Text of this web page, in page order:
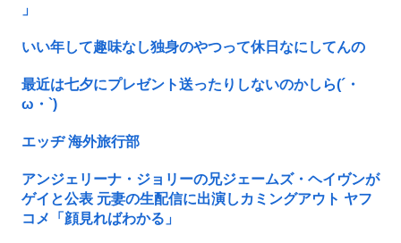
」
いい年して趣味なし独身のやつって休日なにしてんの
最近は七夕にプレゼント送ったりしないのかしら(´・
ω・`)
エッヂ 海外旅行部
アンジェリーナ・ジョリーの兄ジェームズ・ヘイヴンが
ゲイと公表 元妻の生配信に出演しカミングアウト ヤフ
コメ「顔見ればわかる」